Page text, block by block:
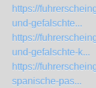
https://
und-gefalschte...
https://
und-gefalschte-k...
https://
spanische-pas...